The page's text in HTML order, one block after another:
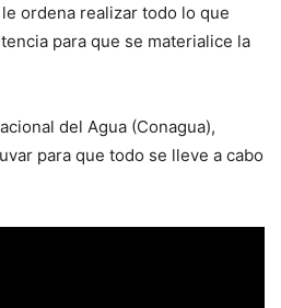
ordena realizar todo lo que
para que se materialice la
del Agua (Conagua),
para que todo se lleve a cabo